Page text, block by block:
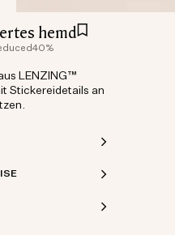
hemd
40%
LENZING™
Stickereidetails an